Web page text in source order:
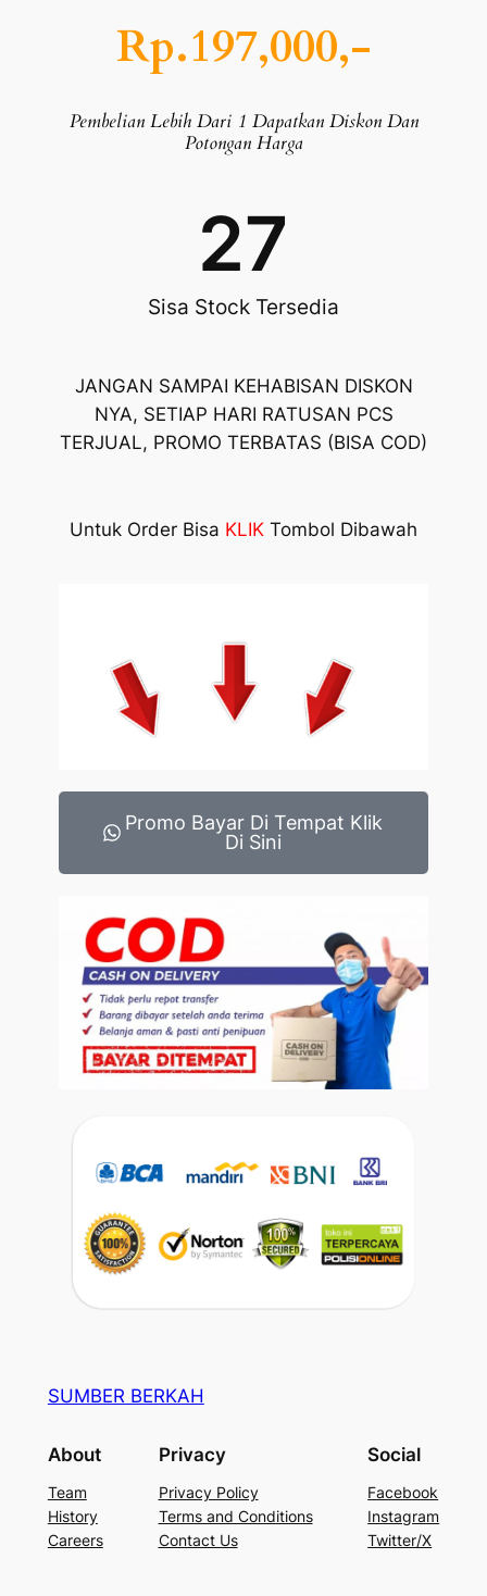
Rp.197,000,-
Pembelian Lebih Dari 1 Dapatkan Diskon Dan
Potongan Harga
Sisa Stock Tersedia
27
JANGAN SAMPAI KEHABISAN DISKON
NYA, SETIAP HARI RATUSAN PCS
TERJUAL, PROMO TERBATAS (BISA COD)
Untuk Order Bisa KLIK Tombol Dibawah
Promo Bayar Di Tempat Klik
Di Sini
SUMBER BERKAH
About
Team
History
Careers
Privacy
Privacy Policy
Terms and Conditions
Contact Us
Social
Facebook
Instagram
Twitter/X